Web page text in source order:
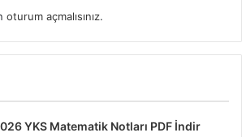
oturum açmalısınız.
YKS Matematik Notları PDF İndir